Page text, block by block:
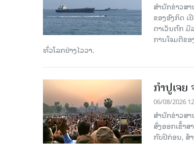
ສຳນັກຂ່າວສ
ຂອງອັງກິດ ເ
ຕາເວັນຕົກ ມີ
ການໂຈມຕີຂ
ທົ່ວໂລກຢ່າງໄວວາ.
ກຳປູເຈ
06/08/2026
ສຳນັກຂ່າວສ
ສົ່ງອອກເຂົ້າ
ກັບປີກ່ອນ, ສ້